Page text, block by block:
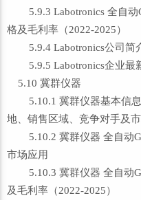
5.9.3 Labotronics 全自动
格及毛利率（2022-2025）
5.9.4 Labotronics公司简
5.9.5 Labotronics企业最
5.10 冀群仪器
5.10.1 冀群仪器基本信息
地、销售区域、竞争对手及
5.10.2 冀群仪器 全自动
市场应用
5.10.3 冀群仪器 全自动
及毛利率（2022-2025）